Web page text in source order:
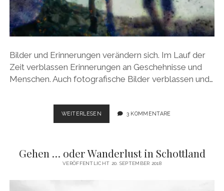
Bilder und Erinnerungen verändern sich. Im Lauf der
Zeit verblassen Erinnerungen an Geschehnisse und
Menschen. Auch fotografische Bilder verblassen und…
WEITERLESEN ZAHN
DER
3 KOMMENTARE
Gehen … oder Wanderlust in Schottland
VERÖFFENTLICHT 20. SEPTEMBER 2018